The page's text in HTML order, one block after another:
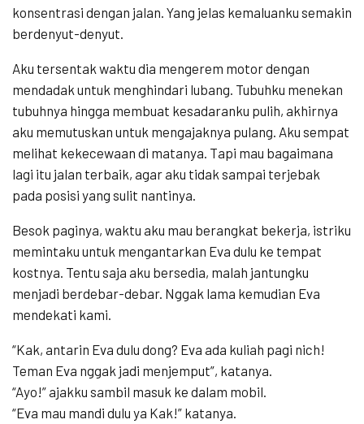
konsentrasi dengan jalan. Yang jelas kemaluanku semakin
berdenyut-denyut.
Aku tersentak waktu dia mengerem motor dengan
mendadak untuk menghindari lubang. Tubuhku menekan
tubuhnya hingga membuat kesadaranku pulih, akhirnya
aku memutuskan untuk mengajaknya pulang. Aku sempat
melihat kekecewaan di matanya. Tapi mau bagaimana
lagi itu jalan terbaik, agar aku tidak sampai terjebak
pada posisi yang sulit nantinya.
Besok paginya, waktu aku mau berangkat bekerja, istriku
memintaku untuk mengantarkan Eva dulu ke tempat
kostnya. Tentu saja aku bersedia, malah jantungku
menjadi berdebar-debar. Nggak lama kemudian Eva
mendekati kami.
“Kak, antarin Eva dulu dong? Eva ada kuliah pagi nich!
Teman Eva nggak jadi menjemput”, katanya.
“Ayo!” ajakku sambil masuk ke dalam mobil.
“Eva mau mandi dulu ya Kak!” katanya.